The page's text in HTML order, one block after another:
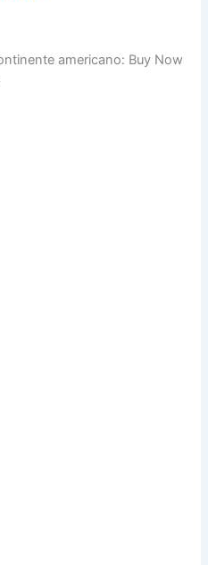
americano: Buy Now